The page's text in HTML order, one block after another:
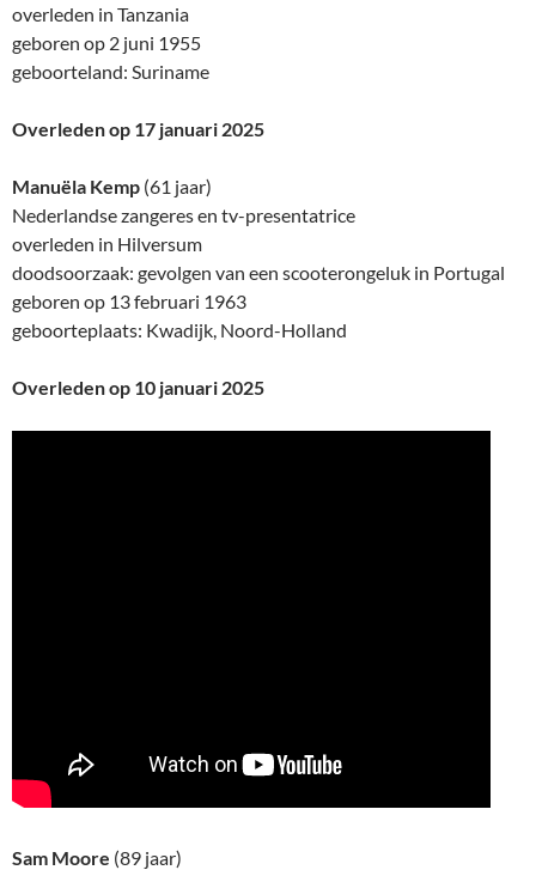
overleden in Tanzania
geboren op 2 juni 1955
geboorteland: Suriname
Overleden op 17 januari 2025
Manuëla Kemp (61 jaar)
Nederlandse zangeres en tv-presentatrice
overleden in Hilversum
doodsoorzaak: gevolgen van een scooterongeluk in Portugal
geboren op 13 februari 1963
geboorteplaats: Kwadijk, Noord-Holland
Overleden op 10 januari 2025
Sam Moore (89 jaar)